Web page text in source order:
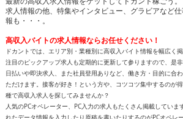
求人情報の他、特集やインタビュー、グラビアなど
報も・・・。
高収入バイトの求人情報ならお任せください！
ドカントでは、エリア別・業種別に高収入バイト情報を幅広く掲
注目のピックアップ求人も定期的に更新して参りますので、是
日払いや即決求人、また社員登用ありなど、働き方・目的に合
ただけます。接客が好き！という方や、コツコツ集中するのが
種で高収入求人を探してみませんか？
人気のPCオペレーター、PC入力の求人もたくさん掲載していま